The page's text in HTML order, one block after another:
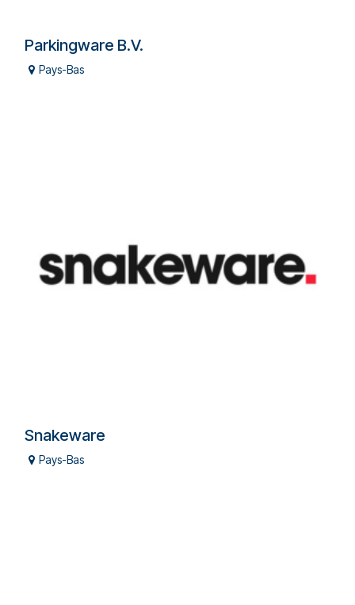
Parkingware B.V.
Pays-Bas
Snakeware
Pays-Bas